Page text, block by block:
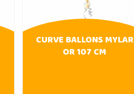
CURVE BALLONS MYLAR
OR 107 CM